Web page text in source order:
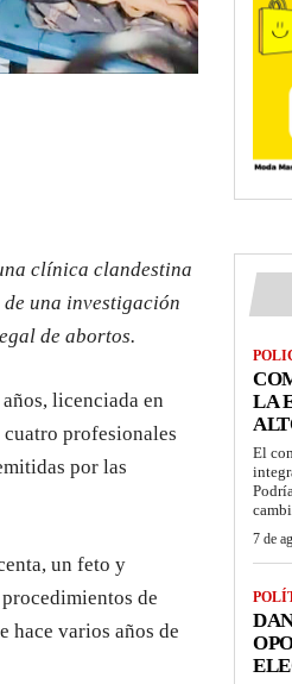
clínica clandestina
una investigación
de abortos.
años, licenciada en
profesionales
por las
un feto y
de
hace varios años de
LA
El
7 de